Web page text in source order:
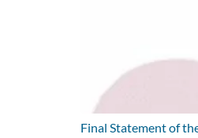
Final Statement of